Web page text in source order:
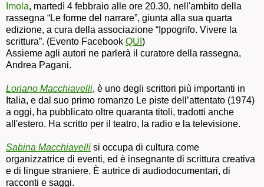
Imola, martedì 4 febbraio alle ore 20.30, nell'ambito della
rassegna “Le forme del narrare”, giunta alla sua quarta
edizione, a cura della associazione “Ippogrifo. Vivere la
scrittura”. (Evento Facebook QUI )
Assieme agli autori ne parlerà il curatore della rassegna,
Andrea Pagani.
Loriano Macchiavelli, è uno degli scrittori più importanti in
Italia, e dal suo primo romanzo Le piste dell’attentato (1974)
a oggi, ha pubblicato oltre quaranta titoli, tradotti anche
all'estero. Ha scritto per il teatro, la radio e la televisione.
Sabina Macchiavelli si occupa di cultura come
organizzatrice di eventi, ed è insegnante di scrittura creativa
e di lingue straniere. È autrice di audiodocumentari, di
racconti e saggi.